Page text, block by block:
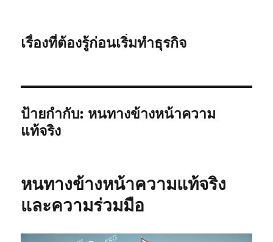
เรื่องที่ต้องรู้ก่อนเริ่มทำธุรกิจ
ป้ายกำกับ: หนทางข้างหน้าความ
แท้จริง
หนทางข้างหน้าความแท้จริง
และความร่วมมือ